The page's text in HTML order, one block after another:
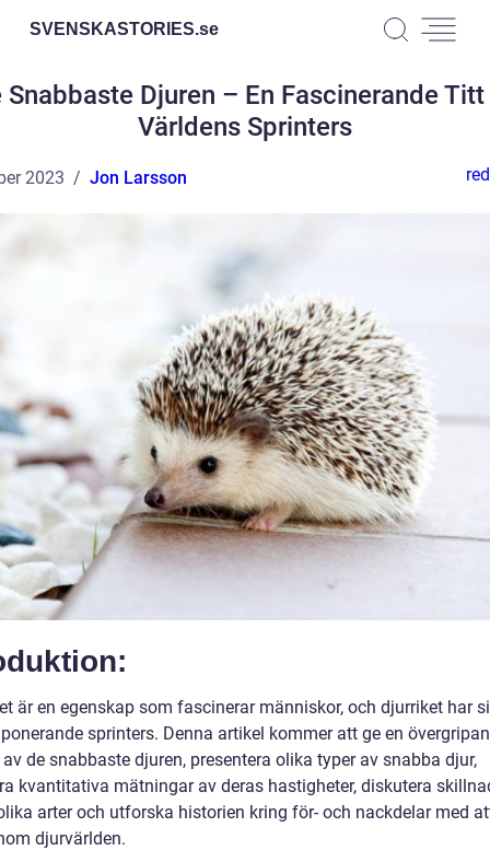
SVENSKASTORIES.se
Snabbaste Djuren – En Fascinerande
Världens Sprinters
2023 Jon Larsson
är en egenskap som fascinerar människor, och djurriket har
sprinters. Denna artikel kommer att ge en
de snabbaste djuren, presentera olika typer av snabba djur,
kvantitativa mätningar av deras hastigheter, diskutera
arter och utforska historien kring för- och nackdelar med
djurvärlden.